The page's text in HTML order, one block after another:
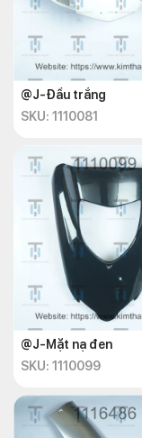
@J-Đầu trắng
SKU: 1110081
@J-Mặt nạ đen
SKU: 1110099